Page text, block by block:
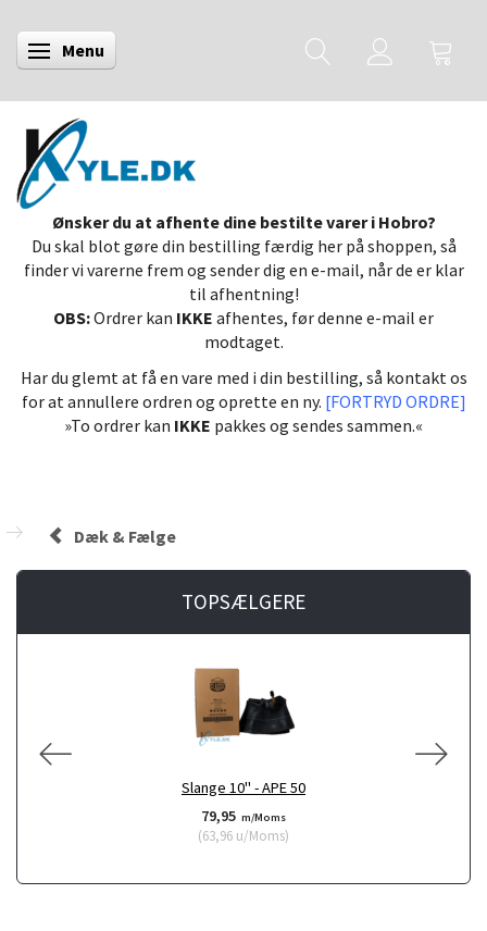
Skifte navigation
Menu
Ønsker du at afhente dine bestilte varer i Hobro?
Du skal blot gøre din bestilling færdig her på shoppen, så
finder vi varerne frem og sender dig en e-mail, når de er klar
til afhentning!
OBS:Ordrer kan IKKE afhentes, før denne e-mail er
modtaget.
Har du glemt at få en vare med i din bestilling, så kontakt os
for at annullere ordren og oprette en ny. [FORTRYD ORDRE]
»To ordrer kan IKKE pakkes og sendes sammen.«
Dæk & Fælge
TOPSÆLGERE
Slange 10" - APE 50
79,95 m/Moms
(63,96 u/Moms)